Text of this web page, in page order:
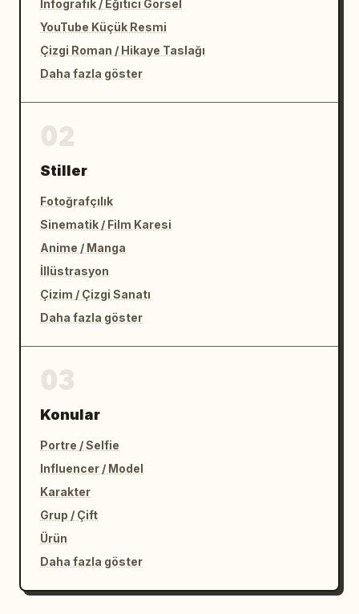
İnfografik / Eğitici Görsel
YouTube Küçük Resmi
Çizgi Roman / Hikaye Taslağı
Daha fazla göster
Stiller
Fotoğrafçılık
Sinematik / Film Karesi
Anime / Manga
İllüstrasyon
Çizim / Çizgi Sanatı
Daha fazla göster
Konular
Portre / Selfie
Influencer / Model
Karakter
Grup / Çift
Ürün
Daha fazla göster